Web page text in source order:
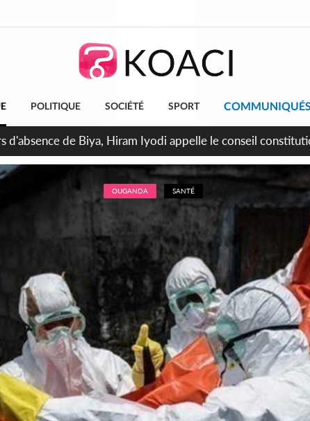
POLITIQUE SOCIÉTÉ SPORT COMMUNIQUÉS
la pagaille au PDCI-RDA, Lessiehi bannit les mouvements
OUGANDA SANTÉ